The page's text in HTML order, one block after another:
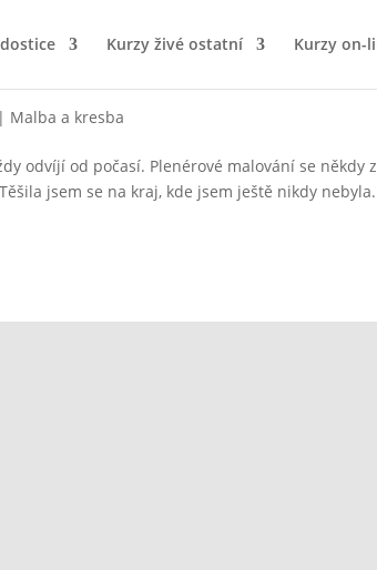
Kurzy živé ostatní Kurzy on-
| Malba a kresba
odvíjí od počasí. Plenérové malování se někdy
jsem se na kraj, kde jsem ještě nikdy